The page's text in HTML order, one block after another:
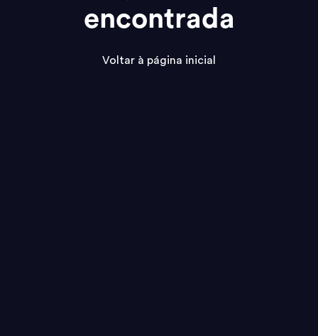
encontrada
Voltar à página inicial